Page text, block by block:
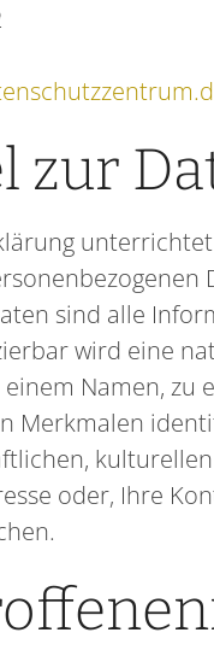
zur
sind alle
wird eine
Namen,
Merkmalen
oder‚ Ihre